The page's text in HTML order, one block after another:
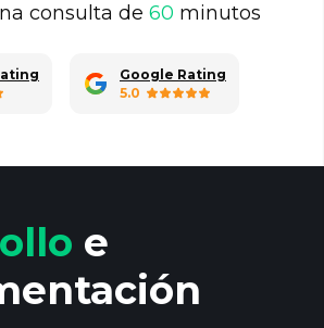
consulta de 60 minutos
Google Rating
5.0
e